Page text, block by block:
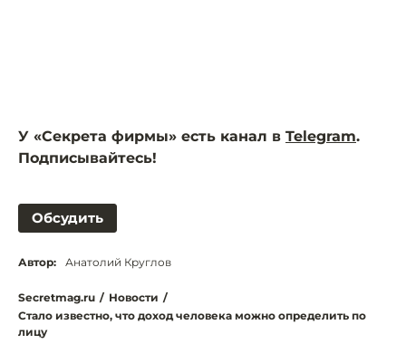
У «Секрета фирмы» есть канал в Telegram.
Подписывайтесь!
Обсудить
Автор: Анатолий Круглов
Secretmag.ru / Новости /
Стало известно, что доход человека можно определить по
лицу